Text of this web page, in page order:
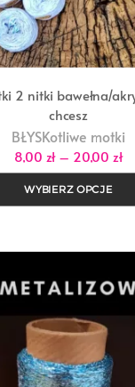
2 nitki bawełna/
chcesz
BŁYSKotliwe motki
8,00 zł – 20,00 zł
WYBIERZ OPCJE